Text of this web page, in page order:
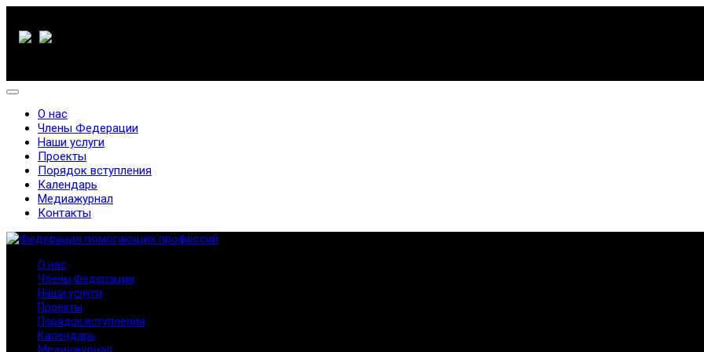
О нас
Члены Федерации
Наши услуги
Проекты
Порядок вступления
Календарь
Медиажурнал
Контакты
О нас
Члены Федерации
Наши услуги
Проекты
Порядок вступления
Календарь